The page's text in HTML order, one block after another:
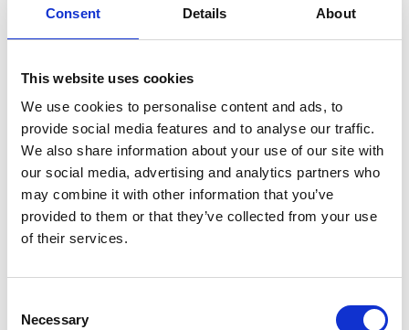
Consent Details About
This website uses cookies
We use cookies to personalise content and ads, to
provide social media features and to analyse our traffic.
We also share information about your use of our site with
our social media, advertising and analytics partners who
may combine it with other information that you’ve
provided to them or that they’ve collected from your use
of their services.
Selection
Necessary
Polscemarketing afiliacyjny
jeszcze nie jest tak
mocno rozpoznawalny, ale z roku na rok zyskuje coraz
nowych i starych wydawców.
Niska bariera wejścia. Działania wsieciach
afiliacyjnychkosztuję niewiele. Prowadzenie bloga
oraz wykorzystanie narzędzi do mierzenia
skuteczności wystarczy, aby na początek skutecznie
działać w marketingu partnerskim.
Wsparciesieci afiliacyjnej.Bluepartner pozwala
odciążyć Cię od wielu działań
wieluprogramów partnerskichoraz kreacji
graficznych. W jednym miejscu znajdziesz wszystko
czego potrzebujesz.